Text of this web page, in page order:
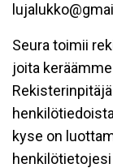
Seura toimii
joita
kyse on